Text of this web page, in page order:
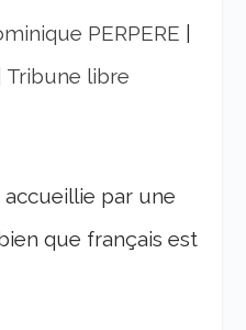
PERPERE
Tribune libre
par une
que français est